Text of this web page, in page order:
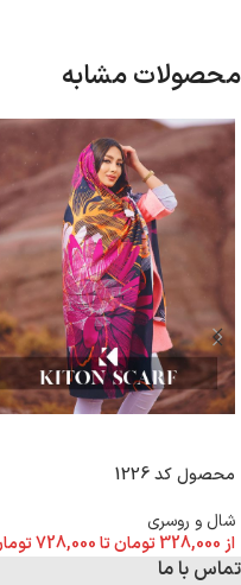
محصولات مشابه
محصول کد 1226
شال و روسری
از 328,000تومانتا728,000
تماس با ما